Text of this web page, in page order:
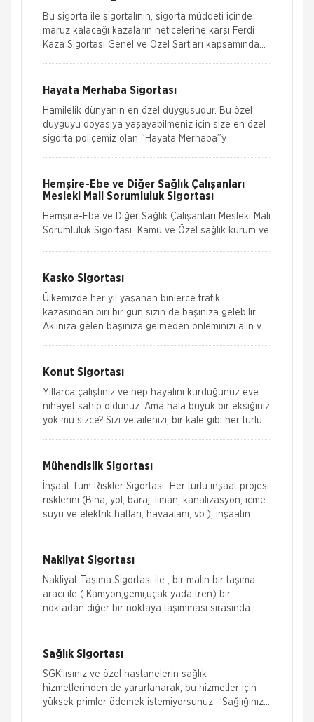
Bu sigorta ile sigortalının, sigorta müddeti içinde
maruz kalacağı kazaların neticelerine karşı Ferdi
Kaza Sigortası Genel ve Özel Şartları kapsamında
Hayata Merhaba Sigortası
Hamilelik dünyanın en özel duygusudur. Bu özel
duyguyu doyasıya yaşayabilmeniz için size en özel
sigorta poliçemiz olan ‘’Hayata Merhaba’’y
Hemşire-Ebe ve Diğer Sağlık Çalışanları
Mesleki Mali Sorumluluk Sigortası
Hemşire-Ebe ve Diğer Sağlık Çalışanları Mesleki Mali
Sorumluluk Sigortası Kamu ve Özel sağlık kurum ve
Kasko Sigortası
Ülkemizde her yıl yaşanan binlerce trafik
kazasından biri bir gün sizin de başınıza gelebilir.
Aklınıza gelen başınıza gelmeden önleminizi alın ve
Konut Sigortası
Yıllarca çalıştınız ve hep hayalini kurduğunuz eve
nihayet sahip oldunuz. Ama hala büyük bir eksiğiniz
yok mu sizce? Sizi ve ailenizi, bir kale gibi her türlü
Mühendislik Sigortası
İnşaat Tüm Riskler Sigortası Her türlü inşaat projesi
risklerini (Bina, yol, baraj, liman, kanalizasyon, içme
suyu ve elektrik hatları, havaalanı, vb.), inşaatın
Nakliyat Sigortası
Nakliyat Taşıma Sigortası ile , bir malın bir taşıma
aracı ile ( Kamyon,gemi,uçak yada tren) bir
noktadan diğer bir noktaya taşımması sırasında
Sağlık Sigortası
SGK’lısınız ve özel hastanelerin sağlık
hizmetlerinden de yararlanarak, bu hizmetler için
yüksek primler ödemek istemiyorsunuz. ‘’Sağlığınız